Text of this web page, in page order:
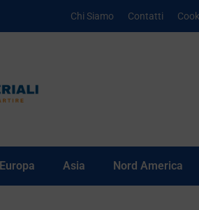
Chi Siamo Contatti
Europa Asia Nord America